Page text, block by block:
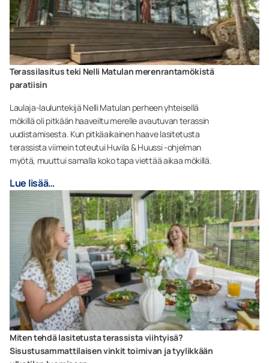
Terassilasitus teki Nelli Matulan merenrantamökistä
paratiisin
Laulaja-lauluntekijä Nelli Matulan perheen yhteisellä
mökillä oli pitkään haaveiltu merelle avautuvan terassin
uudistamisesta. Kun pitkäaikainen haave lasitetusta
terassista viimein toteutui Huvila & Huussi -ohjelman
myötä, muuttui samalla koko tapa viettää aikaa mökillä.
Lue lisää…
Miten tehdä lasitetusta terassista viihtyisä?
Sisustusammattilaisen vinkit toimivan ja tyylikkään